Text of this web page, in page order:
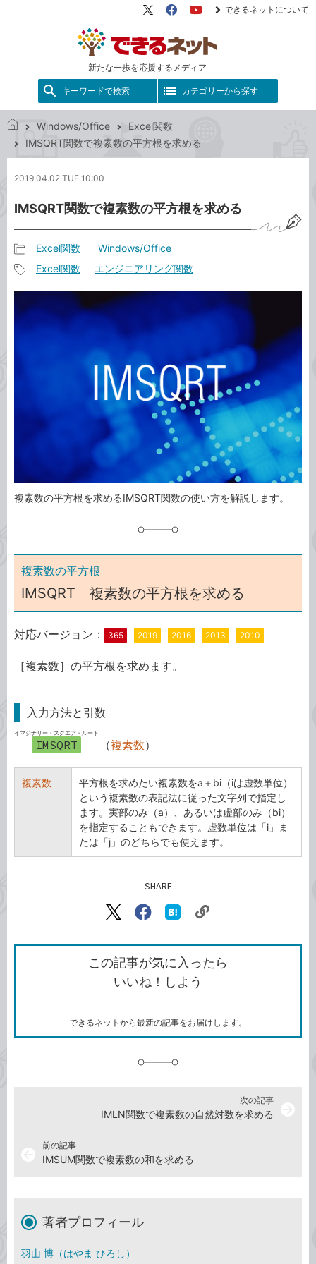
新たな一歩を応援するメディア
X（旧
FacebookYouTube
できるネットについて
キーワードで検索 カテゴリーから探す
で
ネ
ト
Windows/Office
Excel関数
IMSQRT関数で複素数の平方根を求める
2019.04.02 TUE 10:00
IMSQRT関数で複素数の平方根を求める
事
カ
テ
ゴ
Excel関数 Windows/Office
タ
グ
Excel関数 エンジニアリング関数
複素数の平方根を求めるIMSQRT関数の使い方を解説します。
複素数の平方根
IMSQRT 複素数の平方根を求める
対応バージョン： 365 2019 2016 2013 2010
［複素数］の平方根を求めます。
入力方法と引数
IMSQRT
イマジナリー・スクエア・ルート
（複素数）
複素数
平方根を求めたい複素数をa＋bi（iは虚数単位）
という複素数の表記法に従った文字列で指定し
ます。実部のみ（a）、あるいは虚部のみ（bi）
を指定することもできます。虚数単位は「i」ま
たは「j」のどちらでも使えます。
SHARE
X（旧
で
シ
ェ
ア
Facebook
シ
ェ
ア
な
ッ
ク
ク
ク
を
コ
この記事が気に入ったら
いいね！しよう
できるネットから最新の記事をお届けします。
前の記事
IMSUM関数で複素数の和を求める
次の記事
IMLN関数で複素数の自然対数を求める
著者プロフィール
羽山 博（はやま ひろし）